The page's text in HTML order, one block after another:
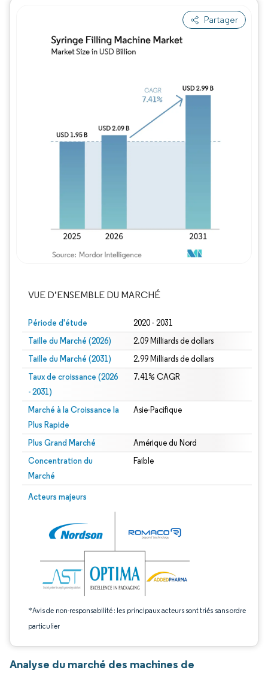
Partager
VUE D’ENSEMBLE DU MARCHÉ
Période d'étude 2020 - 2031
Taille du Marché (2026) 2.09 Milliards de dollars
Taille du Marché (2031) 2.99 Milliards de dollars
Taux de croissance (2026
- 2031)
7.41% CAGR
Marché à la Croissance la
Plus Rapide
Asie-Pacifique
Plus Grand Marché Amérique du Nord
Concentration du
Marché
Faible
Acteurs majeurs
*Avis de non-responsabilité : les principaux acteurs sont triés sans ordre
particulier
Image © Mordor Intelligence. La réutilisation nécessite une attribution sous CC
Analyse du marché des machines de